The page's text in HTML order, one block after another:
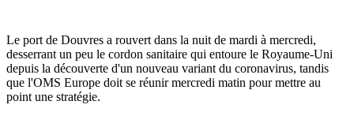
Le port de Douvres a rouvert dans la nuit de mardi à mercredi,
desserrant un peu le cordon sanitaire qui entoure le Royaume-Uni
depuis la découverte d'un nouveau variant du coronavirus, tandis
que l'OMS Europe doit se réunir mercredi matin pour mettre au
point une stratégie.